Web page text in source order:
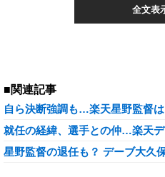
全文表
■関連記事
自ら決断強調も…楽天星野監督
就任の経緯、選手との仲…楽天
星野監督の退任も？ デーブ大久